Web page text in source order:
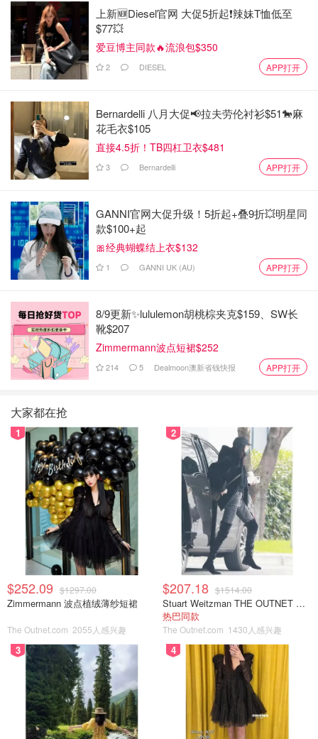
上新🆕Diesel官网 大促5折起❗️辣妹T恤低至
$77💥
爱豆博主同款🔥流浪包$350
2 DIESEL APP打开
Bernardelli 八月大促📢拉夫劳伦衬衫$51🐎麻
花毛衣$105
直接4.5折！TB四杠卫衣$481
3 Bernardelli APP打开
GANNI官网大促升级！5折起+叠9折💥明星同
款$100+起
🎀经典蝴蝶结上衣$132
1 GANNI UK (AU) APP打开
8/9更新✨lululemon胡桃棕夹克$159、SW长
靴$207
Zimmermann波点短裙$252
214 5 Dealmoon澳新省钱快报 APP打开
大家都在抢
1
$252.09 $1297.00
Zimmermann 波点植绒薄纱短裙
The Outnet.com 2055人感兴趣
2
$207.18 $1514.00
Stuart Weitzman THE OUTNET 麂皮过膝靴 黑色
热巴同款
The Outnet.com 1430人感兴趣
3 4